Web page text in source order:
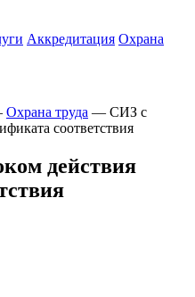
Аккредитация Охрана
Охрана труда — СИЗ с
соответствия
действия